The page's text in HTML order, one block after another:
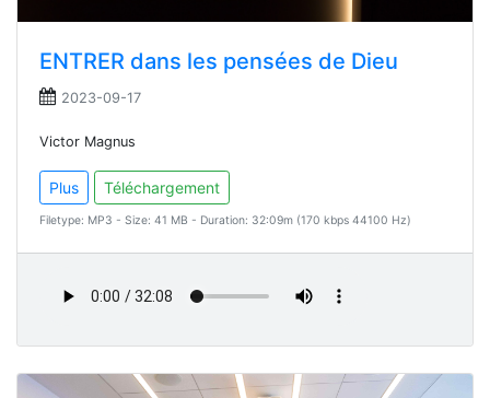
ENTRER dans les pensées de Dieu
2023-09-17
Victor Magnus
Plus Téléchargement
Filetype: MP3 - Size: 41 MB - Duration: 32:09m (170 kbps 44100 Hz)